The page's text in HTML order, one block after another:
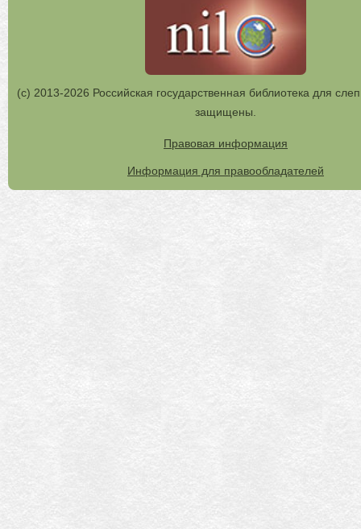
(с) 2013-2026 Российская государственная библиотека для
защищены.
Правовая информация
Информация для правообладателей